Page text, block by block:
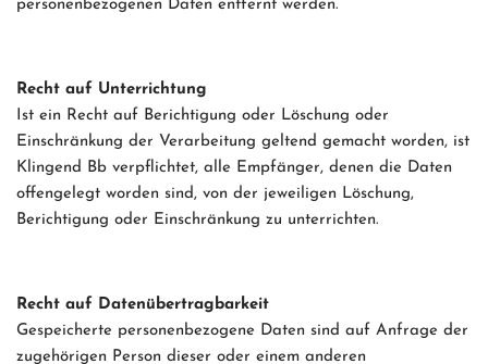
personenbezogenen Daten entfernt werden.
Recht auf Unterrichtung
Ist ein Recht auf Berichtigung oder Löschung oder
Einschränkung der Verarbeitung geltend gemacht worden, ist
Klingend Bb verpflichtet, alle Empfänger, denen die Daten
offengelegt worden sind, von der jeweiligen Löschung,
Berichtigung oder Einschränkung zu unterrichten.
Recht auf Datenübertragbarkeit
Gespeicherte personenbezogene Daten sind auf Anfrage der
zugehörigen Person dieser oder einem anderen